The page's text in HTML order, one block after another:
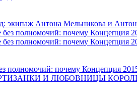
экипаж Антона Мельникова и
полномочий: почему Концепция